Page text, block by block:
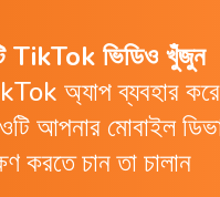
TikTok ভিডিও খুঁজুন
অ্যাপ ব্যবহার
আপনার মোবাইল
করতে চান তা চালান